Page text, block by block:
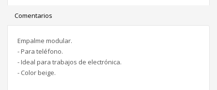
Comentarios
Empalme modular.
- Para teléfono.
- Ideal para trabajos de electrónica.
- Color beige.